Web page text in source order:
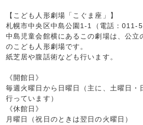
【こども人形劇場「こぐま座」】
札幌市中央区中島公園1-1（電話：011-
中島児童会館横にあるこの劇場は、公立
のこども人形劇場です。
紙芝居や腹話術なども行います。
《開館日》
毎週火曜日から日曜日（主に、土曜日・
行っています）
《休館日》
月曜日（祝日のときは翌日の火曜日）